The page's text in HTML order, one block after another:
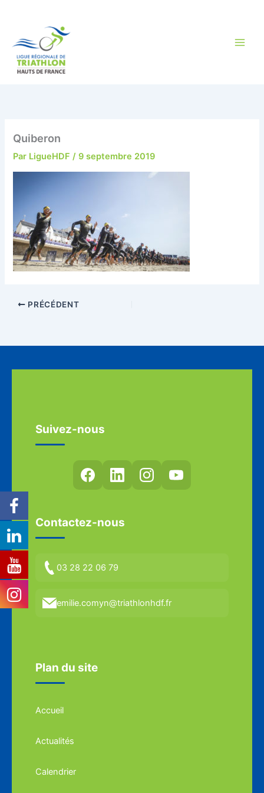
Quiberon
Par LigueHDF/9 septembre 2019
PRÉCÉDENT
Suivez-nous
Contactez-nous
03 28 22 06 79
emilie.comyn@triathlonhdf.fr
Plan du site
Accueil
Actualités
Calendrier